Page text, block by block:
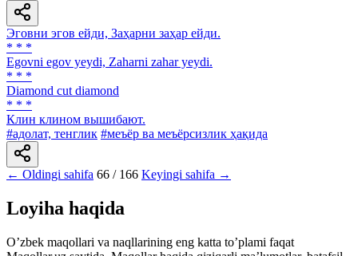
Эговни эгов ейди, Заҳарни заҳар ейди.
* * *
Egovni egov yeydi, Zaharni zahar yeydi.
* * *
Diamond cut diamond
* * *
Клин клином вышибают.
#адолат, тенглик #меъёр ва меъёрсизлик ҳақида
← Oldingi sahifa 66 / 166 Keyingi sahifa →
Loyiha haqida
Oʼzbek maqollari va naqllarining eng katta toʼplami faqat